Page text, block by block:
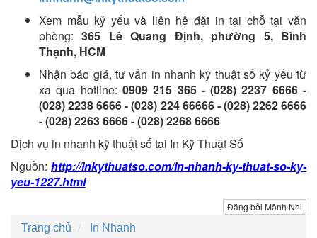
Xem mẫu kỷ yếu và liên hệ đặt in tại chỗ tại văn
phòng:365 Lê Quang Định, phường 5, Bình
Thạnh, HCM
Nhận báo giá, tư vấn in nhanh kỹ thuật số kỷ yếu từ
xa qua hotline: 0909 215 365 - (028) 2237 6666 -
(028) 2238 6666 - (028) 224 66666 - (028) 2262 6666
- (028) 2263 6666 - (028) 2268 6666
Dịch vụ in nhanh kỹ thuật số tại In Kỹ Thuật Số
Nguồn: http://inkythuatso.com/in-nhanh-ky-thuat-so-ky-
yeu-1227.html
Đăng bởi Mãnh Nhi
Trang chủ
In Nhanh